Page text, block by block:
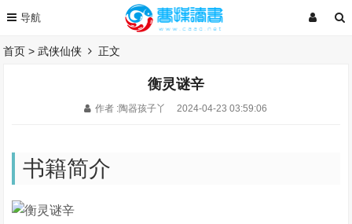
首页 >武侠仙侠 正文
衡灵谜辛
作者 :陶器孩子丫 2024-04-23 03:59:06
书籍简介